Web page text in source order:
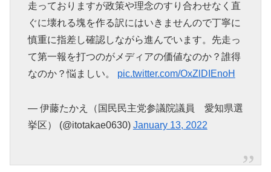
走っておりますが政策や理念のすり合わせなく直
ぐに壊れる塊を作る訳にはいきませんので丁寧に
慎重に指差し確認しながら進んでいます。先走っ
て第一報を打つのがメディアの価値なのか？誰得
なのか？悩ましい。 pic.twitter.com/OxZlDIEnoH
— 伊藤たかえ（国民民主党参議院議員 愛知県選
挙区） (@itotakae0630) January 13, 2022